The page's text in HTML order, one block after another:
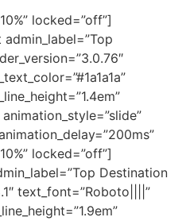
locked=”off”]
locked=”off”]
Destination
text_font=”Roboto||||”